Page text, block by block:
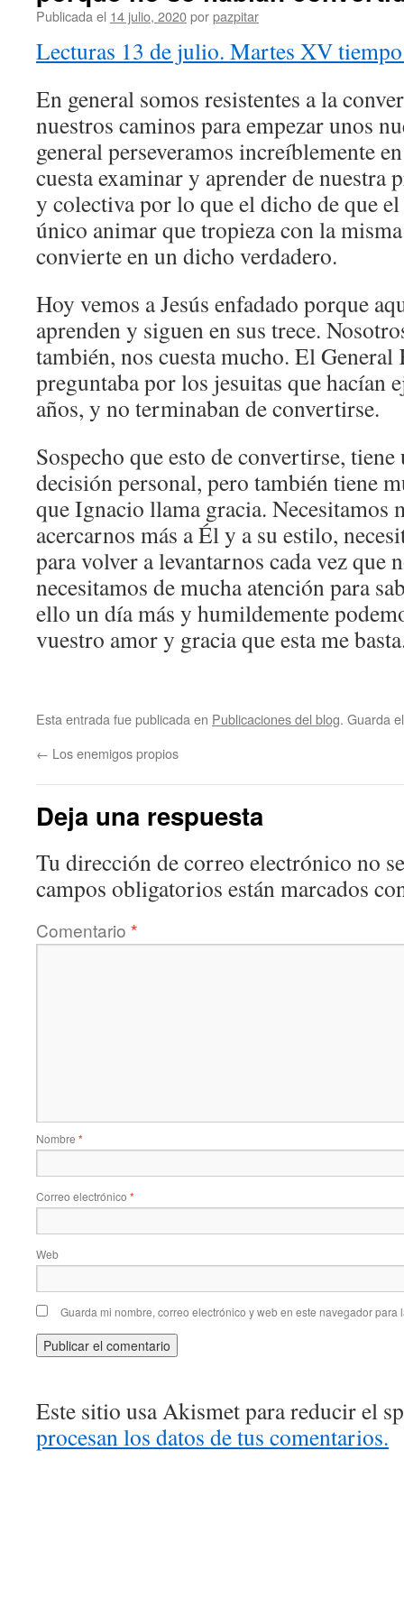
Publicada el 14 julio, 2020porpazpitar
Lecturas 13 de julio. Martes XV
En general somos resistentes a la
nuestros caminos para empezar unos
general perseveramos increíblemente
cuesta examinar y aprender de nuestra
y colectiva por lo que el dicho de que
único animar que tropieza con la
convierte en un dicho verdadero.
Hoy vemos a Jesús enfadado porque
aprenden y siguen en sus trece.
también, nos cuesta mucho. El General
preguntaba por los jesuitas que hacían
años, y no terminaban de convertirse.
Sospecho que esto de convertirse,
decisión personal, pero también tiene
que Ignacio llama gracia. Necesitamos
acercarnos más a Él y a su estilo,
para volver a levantarnos cada vez que
necesitamos de mucha atención para
ello un día más y humildemente
vuestro amor y gracia que esta me
Esta entrada fue publicada en Publicaciones del blog. Guarda
← Los enemigos propios
Deja una respuesta
Tu dirección de correo electrónico no
campos obligatorios están marcados
Comentario *
Nombre *
Correo electrónico *
Web
Guarda mi nombre, correo electrónico y web en este navegador para
Este sitio usa Akismet para reducir el
procesan los datos de tus comentarios.